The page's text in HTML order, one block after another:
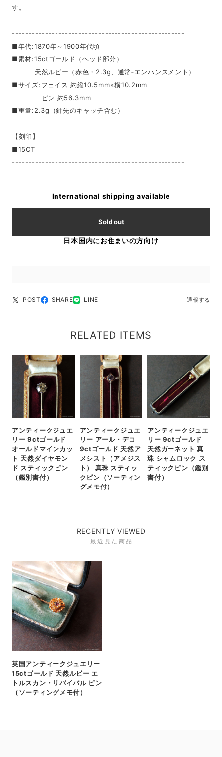
す。
----------------------------------------------------
■年代:1870年～1900年代頃
■素材:15ctゴールド（ヘッド部分）
天然ルビー（赤色・2.3g、通常‐エンハンスメント）
■サイズ:フェイス 約縦10.5mm×横10.2mm
ピン 約56.3mm
■重量:2.3g（針先のキャッチ含む）
【刻印】
■15CT
----------------------------------------------------
International shipping available
Sold out
日本国内にお住まいの方向け
POST SHARE LINE 通報する
RELATED ITEMS
アンティークジュエ
リー 9ctゴールド
オールドマインカッ
ト 天然ダイヤモン
ド スティックピン
（鑑別書付）
アンティークジュエ
リー アール・デコ
9ctゴールド 天然ア
メシスト（アメジス
ト） 真珠 スティッ
クピン（ソーティン
グメモ付）
アンティークジュエ
リー 9ctゴールド
天然ガーネット 真
珠 シャムロック ス
ティックピン（鑑別
書付）
RECENTLY VIEWED
最近見た商品
英国アンティークジュエリー
15ctゴールド 天然ルビー エ
トルスカン・リバイバル ピン
（ソーティングメモ付）